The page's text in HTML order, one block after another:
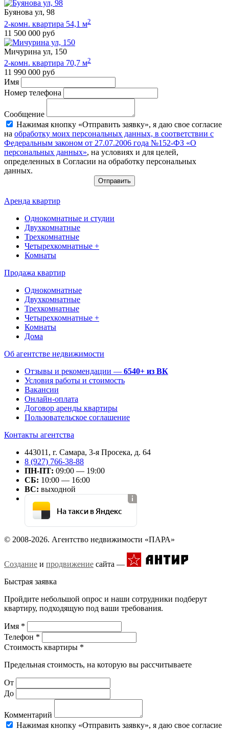
Буянова ул, 98
2-комн. квартира 54,1 м2
11 500 000 руб
Мичурина ул, 150
2-комн. квартира 70,7 м2
11 990 000 руб
Имя
Номер телефона
Сообщение
Нажимая кнопку «Отправить заявку», я даю свое согласие
на обработку моих персональных данных, в соответствии с
Федеральным законом от 27.07.2006 года №152-ФЗ «О
персональных данных», на условиях и для целей,
определенных в Согласии на обработку персональных
данных.
Отправить
Аренда квартир
Однокомнатные и студии
Двухкомнатные
Трехкомнатные
Четырехкомнатные +
Комнаты
Продажа квартир
Однокомнатные
Двухкомнатные
Трехкомнатные
Четырехкомнатные +
Комнаты
Дома
Об агентстве недвижимости
Отзывы и рекомендации — 6540+ из ВК
Условия работы и стоимость
Вакансии
Онлайн-оплата
Договор аренды квартиры
Пользовательское соглашение
Контакты агентства
443011, г. Самара, 3-я Просека, д. 64
8 (927) 766-38-88
ПН-ПТ: 09:00 — 19:00
СБ: 10:00 — 16:00
ВС: выходной
На такси в Яндекс
© 2008-2026. Агентство недвижимости «ПАРА»
Создание и продвижение сайта —
Быстрая заявка
Пройдите небольшой опрос и наши сотрудники подберут
квартиру, подходящую под ваши требования.
Имя *
Телефон *
Стоимость квартиры *
Предельная стоимость, на которую вы рассчитываете
От
До
Комментарий
Нажимая кнопку «Отправить заявку», я даю свое согласие